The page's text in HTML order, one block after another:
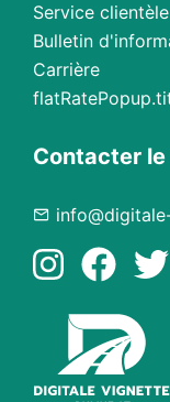
Service clientèle
Bulletin
Carrière
Contacter